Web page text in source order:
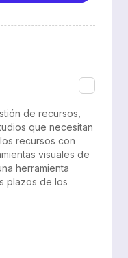
de recursos,
que necesitan
recursos con
visuales de
herramienta
plazos de los